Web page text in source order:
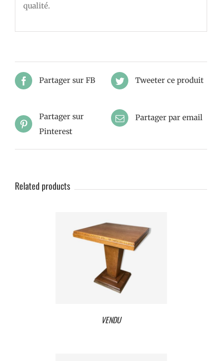
qualité.
Partager sur FB Tweeter ce produit
Partager sur
Pinterest
Partager par email
Related products
VENDU